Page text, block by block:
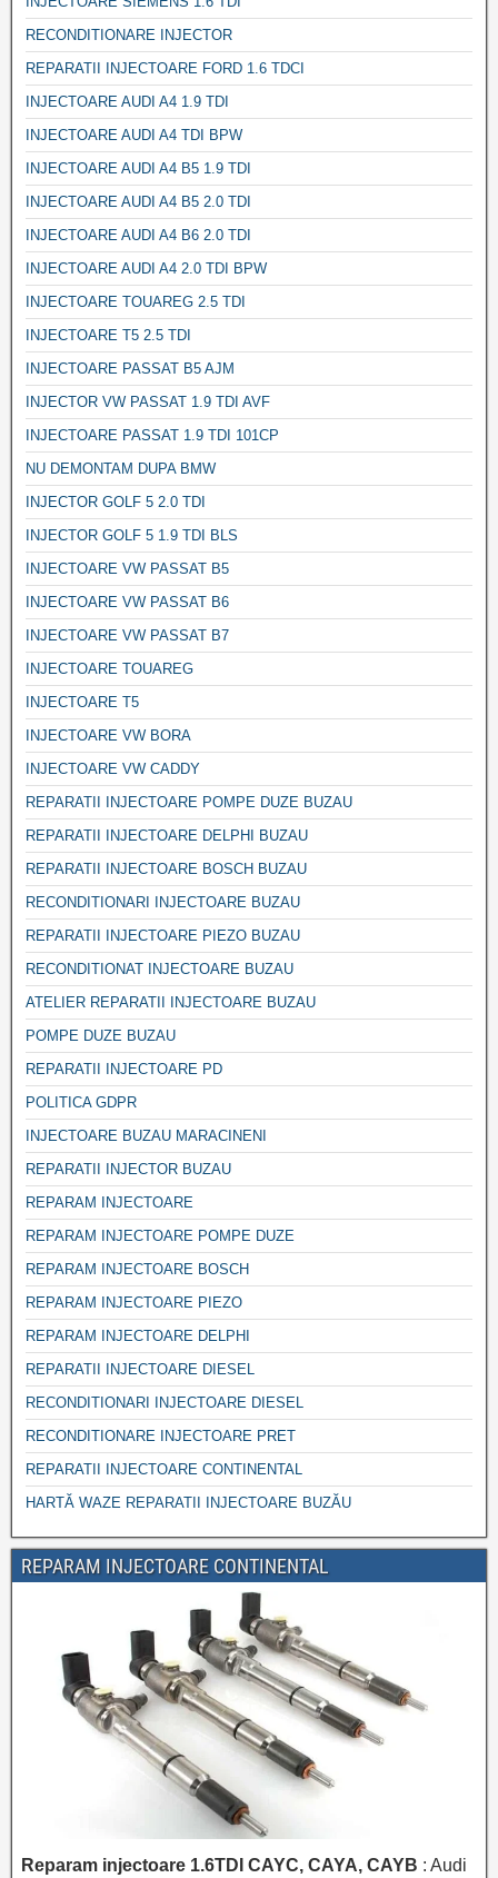
RECONDITIONARE INJECTOR
REPARATII INJECTOARE FORD 1.6 TDCI
INJECTOARE AUDI A4 1.9 TDI
INJECTOARE AUDI A4 TDI BPW
INJECTOARE AUDI A4 B5 1.9 TDI
INJECTOARE AUDI A4 B5 2.0 TDI
INJECTOARE AUDI A4 B6 2.0 TDI
INJECTOARE AUDI A4 2.0 TDI BPW
INJECTOARE TOUAREG 2.5 TDI
INJECTOARE T5 2.5 TDI
INJECTOARE PASSAT B5 AJM
INJECTOR VW PASSAT 1.9 TDI AVF
INJECTOARE PASSAT 1.9 TDI 101CP
NU DEMONTAM DUPA BMW
INJECTOR GOLF 5 2.0 TDI
INJECTOR GOLF 5 1.9 TDI BLS
INJECTOARE VW PASSAT B5
INJECTOARE VW PASSAT B6
INJECTOARE VW PASSAT B7
INJECTOARE TOUAREG
INJECTOARE T5
INJECTOARE VW BORA
INJECTOARE VW CADDY
REPARATII INJECTOARE POMPE DUZE BUZAU
REPARATII INJECTOARE DELPHI BUZAU
REPARATII INJECTOARE BOSCH BUZAU
RECONDITIONARI INJECTOARE BUZAU
REPARATII INJECTOARE PIEZO BUZAU
RECONDITIONAT INJECTOARE BUZAU
ATELIER REPARATII INJECTOARE BUZAU
POMPE DUZE BUZAU
REPARATII INJECTOARE PD
POLITICA GDPR
INJECTOARE BUZAU MARACINENI
REPARATII INJECTOR BUZAU
REPARAM INJECTOARE
REPARAM INJECTOARE POMPE DUZE
REPARAM INJECTOARE BOSCH
REPARAM INJECTOARE PIEZO
REPARAM INJECTOARE DELPHI
REPARATII INJECTOARE DIESEL
RECONDITIONARI INJECTOARE DIESEL
RECONDITIONARE INJECTOARE PRET
REPARATII INJECTOARE CONTINENTAL
HARTĂ WAZE REPARATII INJECTOARE BUZĂU
REPARAM INJECTOARE CONTINENTAL
Reparam injectoare 1.6TDI CAYC, CAYA, CAYB : Audi